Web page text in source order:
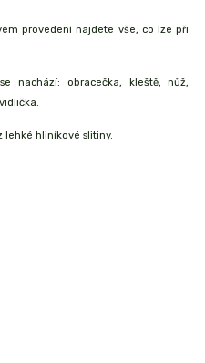
provedení najdete vše, co lze při
nachází: obracečka, kleště, nůž,
lehké hliníkové slitiny.